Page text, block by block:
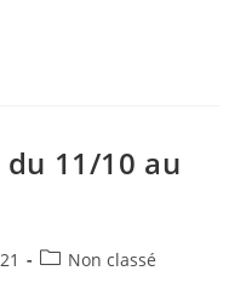
11/10 au
Non classé